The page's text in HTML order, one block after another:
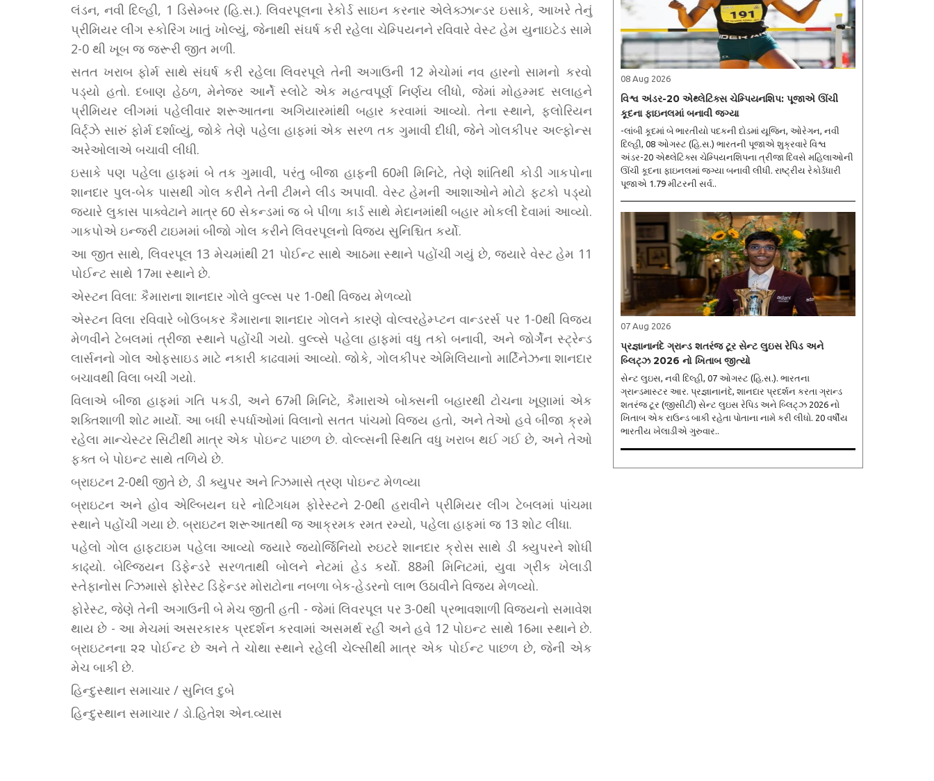
લંડન, નવી દિલ્હી, 1 ડિસેમ્બર (હિ.સ.). લિવરપૂલના રેકોર્ડ સાઇન કરનાર એલેક્ઝાન્ડર ઇસાકે, આખરે તેનું
પ્રીમિયર લીગ સ્કોરિંગ ખાતું ખોલ્યું, જેનાથી સંઘર્ષ કરી રહેલા ચેમ્પિયનને રવિવારે વેસ્ટ હેમ યુનાઇટેડ સામે
2-0 થી ખૂબ જ જરૂરી જીત મળી.
સતત ખરાબ ફોર્મ સાથે સંઘર્ષ કરી રહેલા લિવરપૂલે તેની અગાઉની 12 મેચોમાં નવ હારનો સામનો કરવો
પડ્યો હતો. દબાણ હેઠળ, મેનેજર આર્ને સ્લોટે એક મહત્વપૂર્ણ નિર્ણય લીધો, જેમાં મોહમ્મદ સલાહને
પ્રીમિયર લીગમાં પહેલીવાર શરૂઆતના અગિયારમાંથી બહાર કરવામાં આવ્યો. તેના સ્થાને, ફ્લોરિયન
વિર્ટ્ઝે સારું ફોર્મ દર્શાવ્યું, જોકે તેણે પહેલા હાફમાં એક સરળ તક ગુમાવી દીધી, જેને ગોલકીપર અલ્ફોન્સ
અરેઓલાએ બચાવી લીધી.
ઇસાકે પણ પહેલા હાફમાં બે તક ગુમાવી, પરંતુ બીજા હાફની 60મી મિનિટે, તેણે શાંતિથી કોડી ગાકપોના
શાનદાર પુલ-બેક પાસથી ગોલ કરીને તેની ટીમને લીડ અપાવી. વેસ્ટ હેમની આશાઓને મોટો ફટકો પડ્યો
જ્યારે લુકાસ પાક્વેટાને માત્ર 60 સેકન્ડમાં જ બે પીળા કાર્ડ સાથે મેદાનમાંથી બહાર મોકલી દેવામાં આવ્યો.
ગાકપોએ ઇન્જરી ટાઇમમાં બીજો ગોલ કરીને લિવરપૂલનો વિજય સુનિશ્ચિત કર્યો.
આ જીત સાથે, લિવરપૂલ 13 મેચમાંથી 21 પોઈન્ટ સાથે આઠમા સ્થાને પહોંચી ગયું છે, જ્યારે વેસ્ટ હેમ 11
પોઈન્ટ સાથે 17મા સ્થાને છે.
એસ્ટન વિલા: કૈમારાના શાનદાર ગોલે વુલ્વ્સ પર 1-0થી વિજય મેળવ્યો
એસ્ટન વિલા રવિવારે બોઉબકર કૈમારાના શાનદાર ગોલને કારણે વોલ્વરહેમ્પ્ટન વાન્ડરર્સ પર 1-0થી વિજય
મેળવીને ટેબલમાં ત્રીજા સ્થાને પહોંચી ગયો. વુલ્વ્સે પહેલા હાફમાં વધુ તકો બનાવી, અને જોર્ગેન સ્ટ્રેન્ડ
લાર્સનનો ગોલ ઓફસાઇડ માટે નકારી કાઢવામાં આવ્યો. જોકે, ગોલકીપર એમિલિયાનો માર્ટિનેઝના શાનદાર
બચાવથી વિલા બચી ગયો.
વિલાએ બીજા હાફમાં ગતિ પકડી, અને 67મી મિનિટે, કૈમારાએ બોક્સની બહારથી ટોચના ખૂણામાં એક
શક્તિશાળી શોટ માર્યો. આ બધી સ્પર્ધાઓમાં વિલાનો સતત પાંચમો વિજય હતો, અને તેઓ હવે બીજા ક્રમે
રહેલા માન્ચેસ્ટર સિટીથી માત્ર એક પોઇન્ટ પાછળ છે. વોલ્વ્સની સ્થિતિ વધુ ખરાબ થઈ ગઈ છે, અને તેઓ
ફક્ત બે પોઇન્ટ સાથે તળિયે છે.
બ્રાઇટન 2-0થી જીતે છે, ડી ક્યુપર અને ત્ઝિમાસે ત્રણ પોઇન્ટ મેળવ્યા
બ્રાઇટન અને હોવ એલ્બિયન ઘરે નોટિંગધમ ફોરેસ્ટને 2-0થી હરાવીને પ્રીમિયર લીગ ટેબલમાં પાંચમા
સ્થાને પહોંચી ગયા છે. બ્રાઇટન શરૂઆતથી જ આક્રમક રમત રમ્યો, પહેલા હાફમાં જ 13 શોટ લીધા.
પહેલો ગોલ હાફટાઇમ પહેલા આવ્યો જ્યારે જ્યોર્જિનિયો રુઇટરે શાનદાર ક્રોસ સાથે ડી ક્યુપરને શોધી
કાઢ્યો. બેલ્જિયન ડિફેન્ડરે સરળતાથી બોલને નેટમાં હેડ કર્યો. 88મી મિનિટમાં, યુવા ગ્રીક ખેલાડી
સ્તેફાનોસ ત્ઝિમાસે ફોરેસ્ટ ડિફેન્ડર મોરાટોના નબળા બેક-હેડરનો લાભ ઉઠાવીને વિજય મેળવ્યો.
ફોરેસ્ટ, જેણે તેની અગાઉની બે મેચ જીતી હતી - જેમાં લિવરપૂલ પર 3-0થી પ્રભાવશાળી વિજયનો સમાવેશ
થાય છે - આ મેચમાં અસરકારક પ્રદર્શન કરવામાં અસમર્થ રહી અને હવે 12 પોઇન્ટ સાથે 16મા સ્થાને છે.
બ્રાઇટનના ૨૨ પોઈન્ટ છે અને તે ચોથા સ્થાને રહેલી ચેલ્સીથી માત્ર એક પોઈન્ટ પાછળ છે, જેની એક
મેચ બાકી છે.
હિન્દુસ્થાન સમાચાર / સુનિલ દુબે
હિન્દુસ્થાન સમાચાર / ડો.હિતેશ એન.વ્યાસ
08 Aug 2026
વિશ્વ અંડર-20 એથ્લેટિક્સ ચેમ્પિયનશિપ: પૂજાએ ઊંચી
કૂદના ફાઇનલમાં બનાવી જગ્યા
-લાંબી કૂદમાં બે ભારતીયો પદકની દોડમાં યૂજિન, ઓરેગન, નવી
દિલ્હી, 08 ઓગસ્ટ (હિ.સ.) ભારતની પૂજાએ શુક્રવારે વિશ્વ
અંડર-20 એથ્લેટિક્સ ચેમ્પિયનશિપના ત્રીજા દિવસે મહિલાઓની
ઊંચી કૂદના ફાઇનલમાં જગ્યા બનાવી લીધી. રાષ્ટ્રીય રેકોર્ડધારી
પૂજાએ 1.79 મીટરની સર્વ..
07 Aug 2026
પ્રજ્ઞાનાનંદે ગ્રાન્ડ શતરંજ ટૂર સેન્ટ લુઇસ રેપિડ અને
બ્લિટ્ઝ 2026 નો ખિતાબ જીત્યો
સેન્ટ લુઇસ, નવી દિલ્હી, 07 ઓગસ્ટ (હિ.સ.). ભારતના
ગ્રાન્ડમાસ્ટર આર. પ્રજ્ઞાનાનંદે, શાનદાર પ્રદર્શન કરતા ગ્રાન્ડ
શતરંજ ટૂર (જીસીટી) સેન્ટ લુઇસ રેપિડ અને બ્લિટ્ઝ 2026 નો
ખિતાબ એક રાઉન્ડ બાકી રહેતા પોતાના નામે કરી લીધો. 20 વર્ષીય
ભારતીય ખેલાડીએ ગુરુવાર..